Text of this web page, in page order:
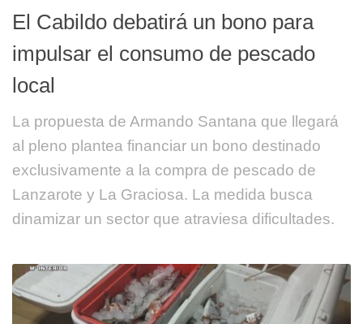
El Cabildo debatirá un bono para
impulsar el consumo de pescado
local
La propuesta de Armando Santana que llegará
al pleno plantea financiar un bono destinado
exclusivamente a la compra de pescado de
Lanzarote y La Graciosa. La medida busca
dinamizar un sector que atraviesa dificultades.